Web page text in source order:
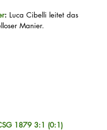
: Luca Cibelli leitet das
Manier.
1879 3:1 (0:1)